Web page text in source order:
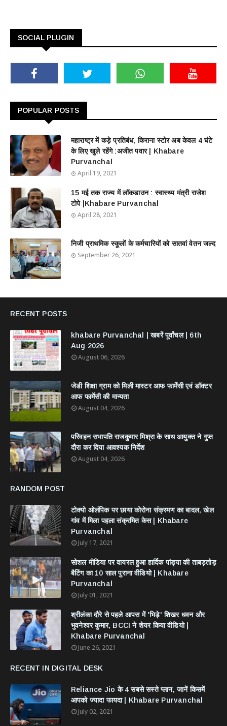
SOCIAL PLUGIN
POPULAR POSTS
महाराष्ट्र में कड़े प्रतिबंध, किराना स्टोर अब केवल 4 घंटे
के लिए खुले रहेंगे :अजीत पवार | Khabare
Purvanchal
April 19, 2021
15 मई तक राज्य में लॉकडाउन : स्वास्थ्य मंत्री राजेश
टोपे |Khabare Purvanchal
April 28, 2021
निजी प्राथमिक स्कूलों के कर्मचारियों को सातवां वेतन जल्द
September 26, 2021
RECENT POSTS
khabare Purvanchal | खबरें पूर्वांचल | 6th
Aug 2026
August 06, 2026
जेडी शिक्षा ग्राम को मिली मास्टर आफ फार्मेसी एवं डॉक्टर
आफ फार्मेसी की मान्यता
August 04, 2026
परिवहन सभापति राजकुमार मिश्रा के साथ आयुक्त ने गुप्त
दौरा कर दिया आवश्यक निर्देश
August 04, 2026
RANDOM POST
टोक्यो ओलंपिक पर छाया कोरोना संक्रमण का बादल, खेल
गांव में मिला पहला संक्रमित केस | Khabare
Purvanchal
July 17, 2021
सोशल मीडिया पर वायरल हुआ हार्दिक पांड्या की ताबड़तोड़
बैटिंग का 10 साल पुराना वीडियो | Khabare
Purvanchal
July 01, 2021
श्रीलंका दौरे से पहले आपस में 'भिड़े' शिखर धवन और
भुवनेश्वर कुमार, BCCI ने शेयर किया वीडियो |
Khabare Purvanchal
June 26, 2021
RECENT IN DIGITAL DESK
Reliance Jio के 4 सबसे सस्ते प्लान, जानें किसमें
आपको ज्यादा फायदा | Khabare Purvanchal
July 02, 2021